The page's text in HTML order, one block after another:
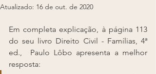
Atualizado: 16 de out. de 2020
Em completa explicação, à página 113
do seu livro Direito Civil - Famílias, 4ª
ed.,  Paulo Lôbo apresenta a melhor
resposta: